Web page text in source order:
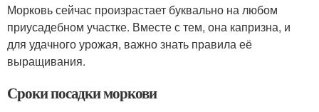
Морковь сейчас произрастает буквально на любом
приусадебном участке. Вместе с тем, она капризна, и
для удачного урожая, важно знать правила её
выращивания.
Сроки посадки моркови